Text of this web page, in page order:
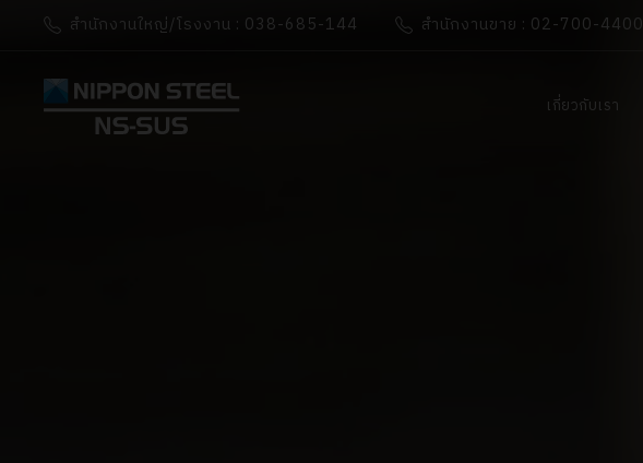
สำนักงานใหญ่/โรงงาน : 038-685-144 สำนักงานขาย : 02-700-4400
เกี่ยวกับเรา